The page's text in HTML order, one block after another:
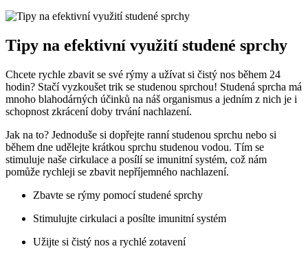
Tipy na efektivní využití studené sprchy
Chcete rychle zbavit se své rýmy a užívat si čistý nos během 24
hodin? Stačí vyzkoušet trik se studenou sprchou! Studená sprcha má
mnoho blahodárných účinků na náš organismus a jedním z nich je i
schopnost zkrácení doby trvání nachlazení.
Jak na to? Jednoduše si dopřejte ranní studenou sprchu nebo si
během dne udělejte krátkou sprchu studenou vodou. Tím se
stimuluje naše cirkulace a posílí se imunitní systém, což nám
pomůže rychleji se zbavit nepříjemného nachlazení.
Zbavte se rýmy pomocí studené sprchy
Stimulujte cirkulaci a posílte imunitní systém
Užijte si čistý nos a rychlé zotavení